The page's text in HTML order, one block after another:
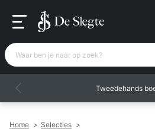
Waar ben je naar op zoek?
Tweedehands
Home > Selecties >